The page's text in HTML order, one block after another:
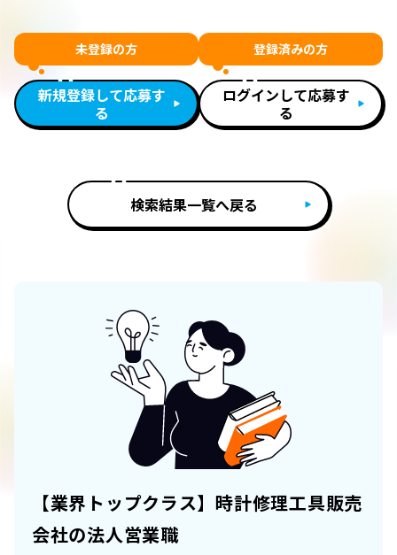
未登録の方
新規登録して応募す
る
登録済みの方
ログインして応募す
る
検索結果一覧へ戻る
【業界トップクラス】時計修理工具販売
会社の法人営業職